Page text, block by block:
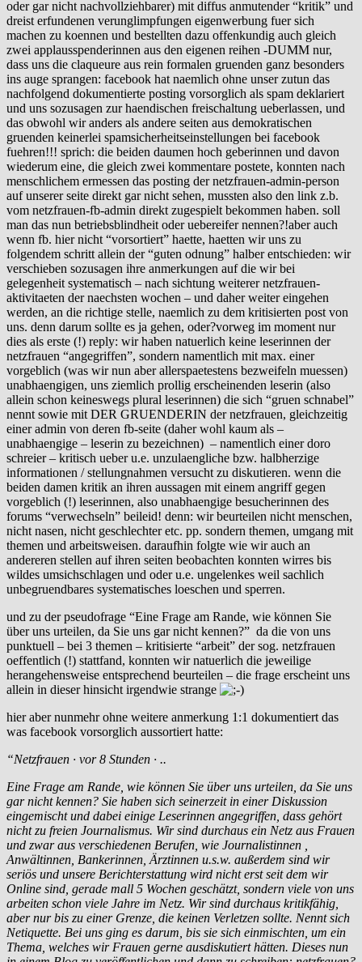
oder gar nicht nachvollziehbarer) mit diffus anmutender “kritik” und
dreist erfundenen verunglimpfungen eigenwerbung fuer sich
machen zu koennen und bestellten dazu offenkundig auch gleich
zwei applausspenderinnen aus den eigenen reihen -DUMM nur,
dass uns die claqueure aus rein formalen gruenden ganz besonders
ins auge sprangen: facebook hat naemlich ohne unser zutun das
nachfolgend dokumentierte posting vorsorglich als spam deklariert
und uns sozusagen zur haendischen freischaltung ueberlassen, und
das obwohl wir anders als andere seiten aus demokratischen
gruenden keinerlei spamsicherheitseinstellungen bei facebook
fuehren!!! sprich: die beiden daumen hoch geberinnen und davon
wiederum eine, die gleich zwei kommentare postete, konnten nach
menschlichem ermessen das posting der netzfrauen-admin-person
auf unserer seite direkt gar nicht sehen, mussten also den link z.b.
vom netzfrauen-fb-admin direkt zugespielt bekommen haben. soll
man das nun betriebsblindheit oder uebereifer nennen?!aber auch
wenn fb. hier nicht “vorsortiert” haette, haetten wir uns zu
folgendem schritt allein der “guten odnung” halber entschieden: wir
verschieben sozusagen ihre anmerkungen auf die wir bei
gelegenheit systematisch – nach sichtung weiterer netzfrauen-
aktivitaeten der naechsten wochen – und daher weiter eingehen
werden, an die richtige stelle, naemlich zu dem kritisierten post von
uns. denn darum sollte es ja gehen, oder?vorweg im moment nur
dies als erste (!) reply: wir haben natuerlich keine leserinnen der
netzfrauen “angegriffen”, sondern namentlich mit max. einer
vorgeblich (was wir nun aber allerspaetestens bezweifeln muessen)
unabhaengigen, uns ziemlich prollig erscheinenden leserin (also
allein schon keineswegs plural leserinnen) die sich “gruen schnabel”
nennt sowie mit DER GRUENDERIN der netzfrauen, gleichzeitig
einer admin von deren fb-seite (daher wohl kaum als –
unabhaengige – leserin zu bezeichnen) – namentlich einer doro
schreier – kritisch ueber u.e. unzulaengliche bzw. halbherzige
informationen / stellungnahmen versucht zu diskutieren. wenn die
beiden damen kritik an ihren aussagen mit einem angriff gegen
vorgeblich (!) leserinnen, also unabhaengige besucherinnen des
forums “verwechseln” beileid! denn: wir beurteilen nicht menschen,
nicht nasen, nicht geschlechter etc. pp. sondern themen, umgang mit
themen und arbeitsweisen. daraufhin folgte wie wir auch an
andereren stellen auf ihren seiten beobachten konnten wirres bis
wildes umsichschlagen und oder u.e. ungelenkes weil sachlich
unbegruendbares systematisches loeschen und sperren.
und zu der pseudofrage “Eine Frage am Rande, wie können Sie
über uns urteilen, da Sie uns gar nicht kennen?” da die von uns
punktuell – bei 3 themen – kritisierte “arbeit” der sog. netzfrauen
oeffentlich (!) stattfand, konnten wir natuerlich die jeweilige
herangehensweise entsprechend beurteilen – die frage erscheint uns
allein in dieser hinsicht irgendwie strange
hier aber nunmehr ohne weitere anmerkung 1:1 dokumentiert das
was facebook vorsorglich aussortiert hatte:
“Netzfrauen · vor 8 Stunden · ..
Eine Frage am Rande, wie können Sie über uns urteilen, da Sie uns
gar nicht kennen? Sie haben sich seinerzeit in einer Diskussion
eingemischt und dabei einige Leserinnen angegriffen, dass gehört
nicht zu freien Journalismus. Wir sind durchaus ein Netz aus Frauen
und zwar aus verschiedenen Berufen, wie Journalistinnen ,
Anwältinnen, Bankerinnen, Ärztinnen u.s.w. außerdem sind wir
seriös und unsere Berichterstattung wird nicht erst seit dem wir
Online sind, gerade mall 5 Wochen geschätzt, sondern viele von uns
arbeiten schon viele Jahre im Netz. Wir sind durchaus kritikfähig,
aber nur bis zu einer Grenze, die keinen Verletzen sollte. Nennt sich
Netiquette. Bei uns ging es darum, bis sie sich einmischten, um ein
Thema, welches wir Frauen gerne ausdiskutiert hätten. Dieses nun